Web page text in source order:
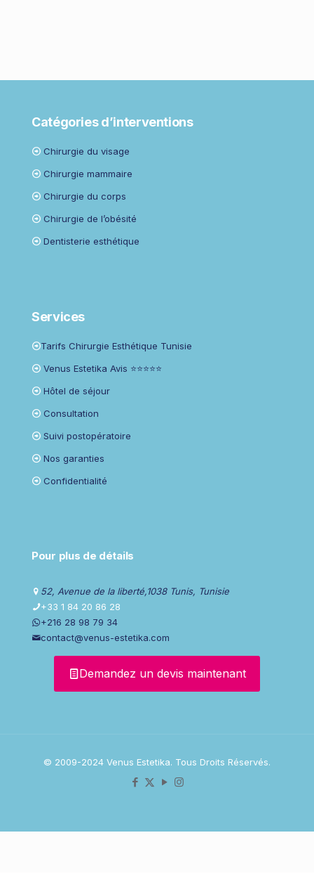
Catégories d’interventions
Chirurgie du visage
Chirurgie mammaire
Chirurgie du corps
Chirurgie de l’obésité
Dentisterie esthétique
Services
Tarifs Chirurgie Esthétique Tunisie
Venus Estetika Avis ⭐⭐⭐⭐⭐
Hôtel de séjour
Consultation
Suivi postopératoire
Nos garanties
Confidentialité
Pour plus de détails
52, Avenue de la liberté,1038 Tunis, Tunisie
+33 1 84 20 86 28
+216 28 98 79 34
contact@venus-estetika.com
Demandez un devis maintenant
© 2009-2024 Venus Estetika. Tous Droits Réservés.